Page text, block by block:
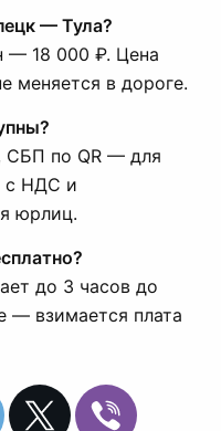
— Тула?
— 18 000 ₽. Цена
меняется в дороге.
СБП по QR — для
с НДС и
юрлиц.
до 3 часов до
— взимается плата